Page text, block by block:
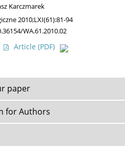
Karczmarek
2010;LXI(61):81-94
WA.61.2010.02
Article (PDF)
paper
for Authors